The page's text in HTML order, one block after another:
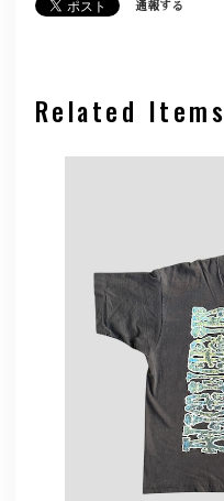
通報する
Related Items